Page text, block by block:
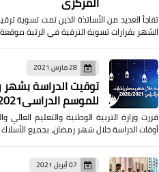
تفاجأ العديد من الأساتذة الذين تمت تسوية
الشهر بقرارات تسوية الترقية في الرتبة
28 مارس 2021
توقيت الدراسة بشهر
للموسم الدراسي2020/2021
قررت وزارة التربية الوطنية والتعليم العالي
أوقات الدراسة خلال شهر رمضان، بجميع
07 أبريل 2021